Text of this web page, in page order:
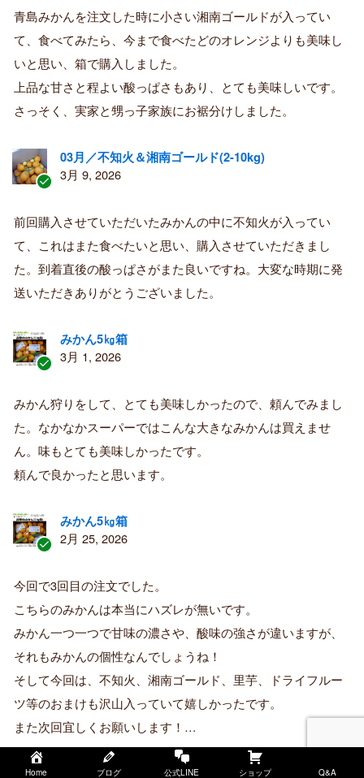
証
済
み
購
者
青島みかんを注文した時に小さい湘南ゴールドが入ってい
て、食べてみたら、今まで食べたどのオレンジよりも美味し
いと思い、箱で購入しました。
上品な甘さと程よい酸っぱさもあり、とても美味しいです。
さっそく、実家と甥っ子家族にお裾分けしました。
証
済
み
購
者
03月／不知火＆湘南ゴールド(2-10kg)
3月 9, 2026
前回購入させていただいたみかんの中に不知火が入ってい
て、これはまた食べたいと思い、購入させていただきまし
た。到着直後の酸っぱさがまた良いですね。大変な時期に発
送いただきありがとうございました。
証
済
み
購
者
みかん5㎏箱
3月 1, 2026
みかん狩りをして、とても美味しかったので、頼んでみまし
た。なかなかスーパーではこんな大きなみかんは買えませ
ん。味もとても美味しかったです。
頼んで良かったと思います。
証
済
み
購
者
みかん5㎏箱
2月 25, 2026
今回で3回目の注文でした。
こちらのみかんは本当にハズレが無いです。
みかん一つ一つで甘味の濃さや、酸味の強さが違いますが、
それもみかんの個性なんでしょうね！
そして今回は、不知火、湘南ゴールド、里芋、ドライフルー
ツ等のおまけも沢山入っていて嬉しかったです。
また次回宜しくお願いします！…
レビュー全文を読む
Home ブログ 公式LINE ショップ Q&A